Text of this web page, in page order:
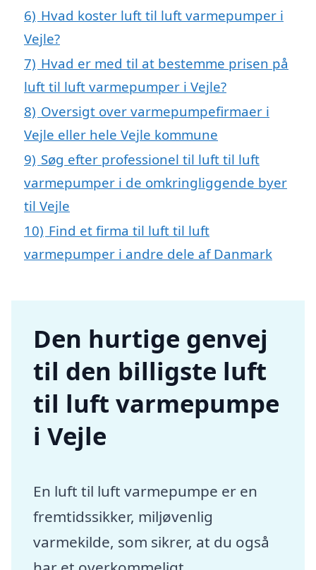
6) Hvad koster luft til luft varmepumper i
Vejle?
7) Hvad er med til at bestemme prisen på
luft til luft varmepumper i Vejle?
8) Oversigt over varmepumpefirmaer i
Vejle eller hele Vejle kommune
9) Søg efter professionel til luft til luft
varmepumper i de omkringliggende byer
til Vejle
10) Find et firma til luft til luft
varmepumper i andre dele af Danmark
Den hurtige genvej
til den billigste luft
til luft varmepumpe
i Vejle
En luft til luft varmepumpe er en
fremtidssikker, miljøvenlig
varmekilde, som sikrer, at du også